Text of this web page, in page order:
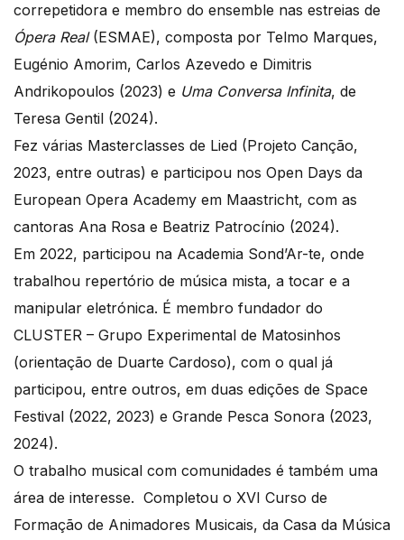
correpetidora e membro do ensemble nas estreias de
Ópera Real(ESMAE), composta por Telmo Marques,
Eugénio Amorim, Carlos Azevedo e Dimitris
Andrikopoulos (2023) e Uma Conversa Infinita, de
Teresa Gentil (2024).
Fez várias Masterclasses de Lied (Projeto Canção,
2023, entre outras) e participou nos Open Days da
European Opera Academy em Maastricht, com as
cantoras Ana Rosa e Beatriz Patrocínio (2024).
Em 2022, participou na Academia Sond’Ar-te, onde
trabalhou repertório de música mista, a tocar e a
manipular eletrónica. É membro fundador do
CLUSTER – Grupo Experimental de Matosinhos
(orientação de Duarte Cardoso), com o qual já
participou, entre outros, em duas edições de Space
Festival (2022, 2023) e Grande Pesca Sonora (2023,
2024).
O trabalho musical com comunidades é também uma
área de interesse. Completou o XVI Curso de
Formação de Animadores Musicais, da Casa da Música